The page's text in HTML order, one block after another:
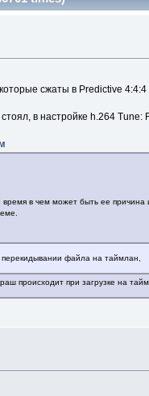
сжаты в Predictive 4:4:4
в настройке h.264 Tune:
в чем может быть ее причина
файла на таймлан,
происходит при загрузке на